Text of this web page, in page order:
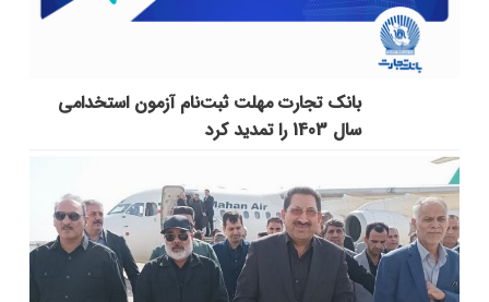
بانک تجارت مهلت ثبت‌نام آزمون استخدامی
سال 1403 را تمدید کرد